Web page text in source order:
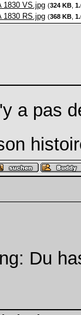
1830 VS.jpg (324 KB,
1830 RS.jpg (368 KB,
a pas
Du